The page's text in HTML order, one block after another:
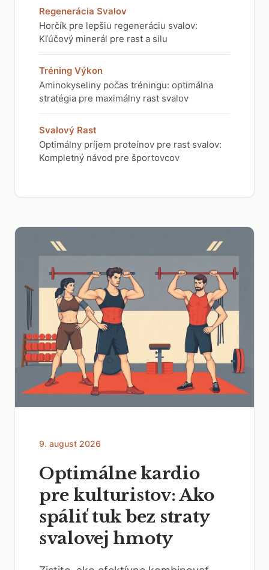
Regenerácia Svalov
Horčík pre lepšiu regeneráciu svalov:
Kľúčový minerál pre rast a silu
Tréning Výkon
Aminokyseliny počas tréningu: optimálna
stratégia pre maximálny rast svalov
Svalový Rast
Optimálny príjem proteínov pre rast svalov:
Kompletný návod pre športovcov
9. august 2026
Optimálne kardio
pre kulturistov: Ako
spáliť tuk bez straty
svalovej hmoty